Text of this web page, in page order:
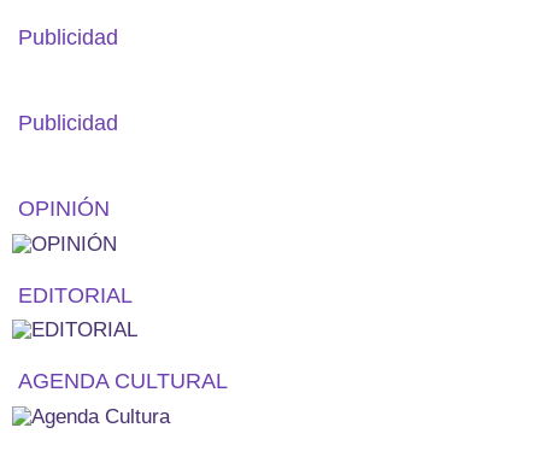
Publicidad
Publicidad
OPINIÓN
EDITORIAL
AGENDA CULTURAL